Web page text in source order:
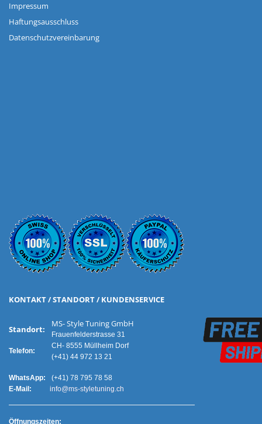
Impressum
Haftungsausschluss
Datenschutzvereinbarung
KONTAKT / STANDORT / KUNDENSERVICE
Standort:
Telefon:
MS- Style Tuning GmbH
Frauenfelderstrasse 31
CH- 8555 Müllheim Dorf
(+41) 44 972 13 21
WhatsApp:
(+41) 78 795 78 58
E-Mail:
info@ms-styletuning.ch
Öffnungszeiten: